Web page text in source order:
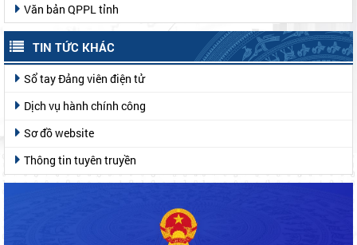
Văn bản QPPL tỉnh
TIN TỨC KHÁC
Sổ tay Đảng viên điện tử
Dịch vụ hành chính công
Sơ đồ website
Thông tin tuyên truyền